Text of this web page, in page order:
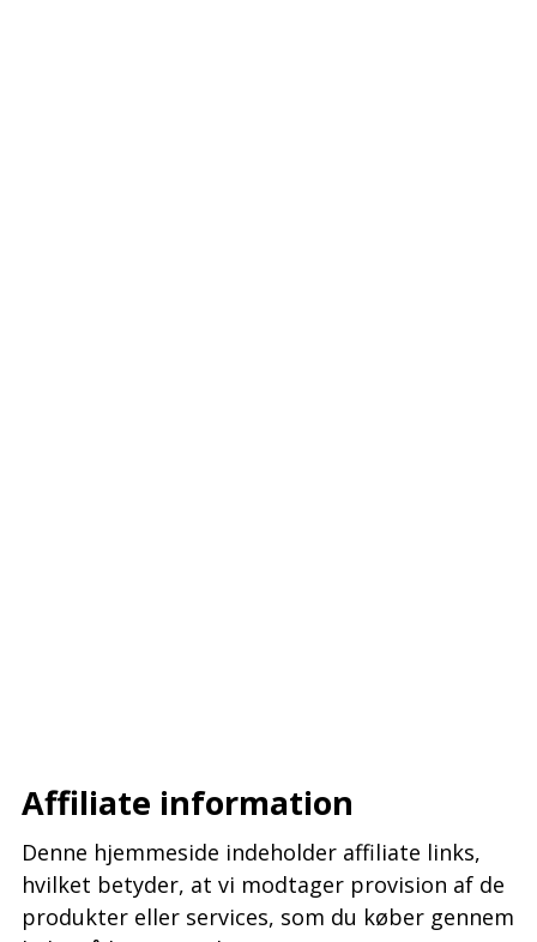
Affiliate information
Denne hjemmeside indeholder affiliate links,
hvilket betyder, at vi modtager provision af de
produkter eller services, som du køber gennem